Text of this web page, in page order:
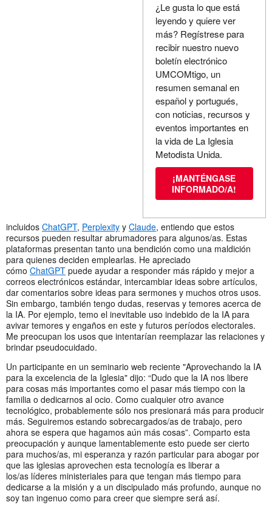
¿Le gusta lo que está
leyendo y quiere ver
más? Regístrese para
recibir nuestro nuevo
boletín electrónico
UMCOMtigo, un
resumen semanal en
español y portugués,
con noticias, recursos y
eventos importantes en
la vida de La Iglesia
Metodista Unida.
¡MANTÉNGASE
INFORMADO/A!
incluidos ChatGPT, Perplexity y Claude, entiendo que estos
recursos pueden resultar abrumadores para algunos/as. Estas
plataformas presentan tanto una bendición como una maldición
para quienes deciden emplearlas. He apreciado
cómo ChatGPT puede ayudar a responder más rápido y mejor a
correos electrónicos estándar, intercambiar ideas sobre artículos,
dar comentarios sobre ideas para sermones y muchos otros usos.
Sin embargo, también tengo dudas, reservas y temores acerca de
la IA. Por ejemplo, temo el inevitable uso indebido de la IA para
avivar temores y engaños en este y futuros períodos electorales.
Me preocupan los usos que intentarían reemplazar las relaciones y
brindar pseudocuidado.
Un participante en un seminario web reciente "Aprovechando la IA
para la excelencia de la Iglesia" dijo: “Dudo que la IA nos libere
para cosas más importantes como el pasar más tiempo con la
familia o dedicarnos al ocio. Como cualquier otro avance
tecnológico, probablemente sólo nos presionará más para producir
más. Seguiremos estando sobrecargados/as de trabajo, pero
ahora se espera que hagamos aún más cosas”. Comparto esta
preocupación y aunque lamentablemente esto puede ser cierto
para muchos/as, mi esperanza y razón particular para abogar por
que las iglesias aprovechen esta tecnología es liberar a
los/as líderes ministeriales para que tengan más tiempo para
dedicarse a la misión y a un discipulado más profundo, aunque no
soy tan ingenuo como para creer que siempre será así.